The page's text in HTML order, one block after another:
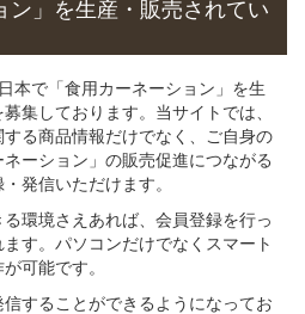
」 を生産・販売されてい
本で「食用カーネーション」を生
集しております。当サイトでは、
する商品情報だけでなく、ご自身の
ーション」の販売促進につながる
発信いただけます。
環境さえあれば、会員登録を行っ
す。パソコンだけでなくスマート
可能です。
することができるようになってお